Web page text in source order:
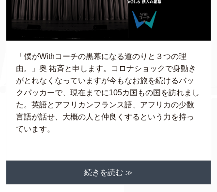
「僕がWithコーチの黒幕になる道のりと３つの理
由。」奥 祐斉と申します。コロナショックで身動き
がとれなくなっていますが今もなお旅を続けるバッ
クパッカーで、現在までに105カ国もの国を訪れまし
た。英語とアフリカンフランス語、アフリカの少数
言語が話せ、大概の人と仲良くするという力を持っ
ています。
続きを読む ≫